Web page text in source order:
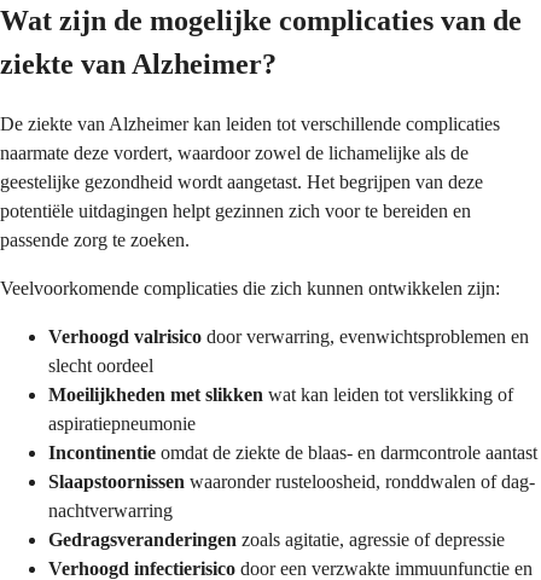
Wat zijn de mogelijke complicaties van de
ziekte van Alzheimer?
De ziekte van Alzheimer kan leiden tot verschillende complicaties
naarmate deze vordert, waardoor zowel de lichamelijke als de
geestelijke gezondheid wordt aangetast. Het begrijpen van deze
potentiële uitdagingen helpt gezinnen zich voor te bereiden en
passende zorg te zoeken.
Veelvoorkomende complicaties die zich kunnen ontwikkelen zijn:
Verhoogd valrisico door verwarring, evenwichtsproblemen en
slecht oordeel
Moeilijkheden met slikken wat kan leiden tot verslikking of
aspiratiepneumonie
Incontinentie omdat de ziekte de blaas- en darmcontrole aantast
Slaapstoornissen waaronder rusteloosheid, ronddwalen of dag-
nachtverwarring
Gedragsveranderingen zoals agitatie, agressie of depressie
Verhoogd infectierisico door een verzwakte immuunfunctie en